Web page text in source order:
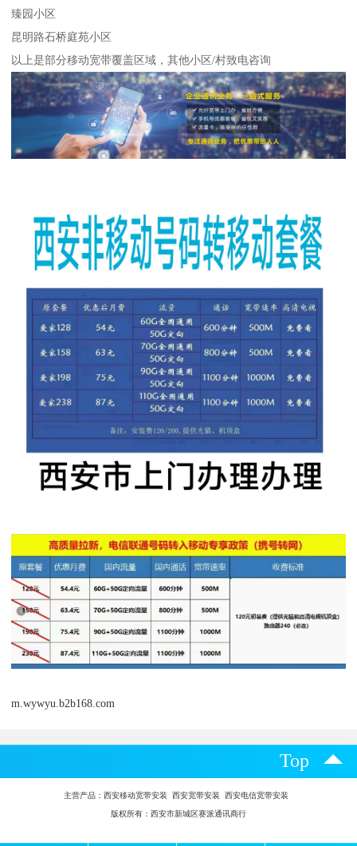
臻园小区
昆明路石桥庭苑小区
以上是部分移动宽带覆盖区域，其他小区/村致电咨询
m.wywyu.b2b168.com
Top
主营产品： 西安移动宽带安装 西安宽带安装 西安电信宽带安装
版权所有：西安市新城区赛派通讯商行